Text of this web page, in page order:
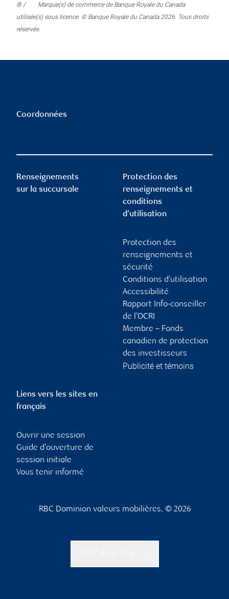
® /
Marque(s) de commerce de Banque Royale du Canada
utilisée(s) sous licence. © Banque Royale du Canada 2026. Tous droits
réservés.
Coordonnées
Renseignements
sur la succursale
Protection des
renseignements et
conditions
d’utilisation
Protection des
renseignements et
sécurité
Conditions d’utilisation
Accessibilité
Rapport Info-conseiller
de l’OCRI
Membre – Fonds
canadien de protection
des investisseurs
Publicité et témoins
Liens vers les sites en
français
Ouvrir une session
Guide d’ouverture de
session initiale
Vous tenir informé
RBC Dominion valeurs mobilières, © 2026